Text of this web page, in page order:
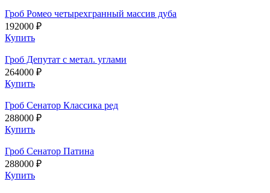
Гроб Ромео четырехгранный массив дуба
192000 ₽
Купить
Гроб Депутат с метал. углами
264000 ₽
Купить
Гроб Сенатор Классика ред
288000 ₽
Купить
Гроб Сенатор Патина
288000 ₽
Купить